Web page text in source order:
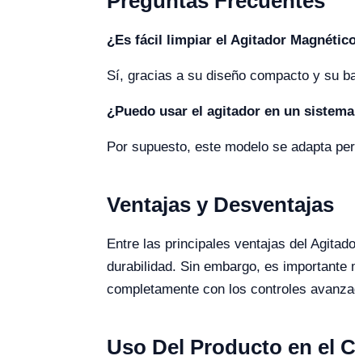
¿Es fácil limpiar el Agitador
Sí, gracias a su diseño compacto y su
¿Puedo usar el agitador en un
Por supuesto, este modelo se adapta
Ventajas y Desventajas
Entre las principales ventajas del
durabilidad. Sin embargo, es
completamente con los controles
Uso Del Producto en el